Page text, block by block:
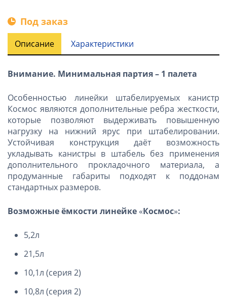
Под заказ
Описание Характеристики
Внимание. Минимальная партия – 1 палета
Особенностью линейки штабелируемых канистр
Космос являются дополнительные ребра жесткости,
которые позволяют выдерживать повышенную
нагрузку на нижний ярус при штабелировании.
Устойчивая конструкция даёт возможность
укладывать канистры в штабель без применения
дополнительного прокладочного материала, а
продуманные габариты подходят к поддонам
стандартных размеров.
Возможные ёмкости линейке «Космос»:
5,2л
21,5л
10,1л (серия 2)
10,8л (серия 2)